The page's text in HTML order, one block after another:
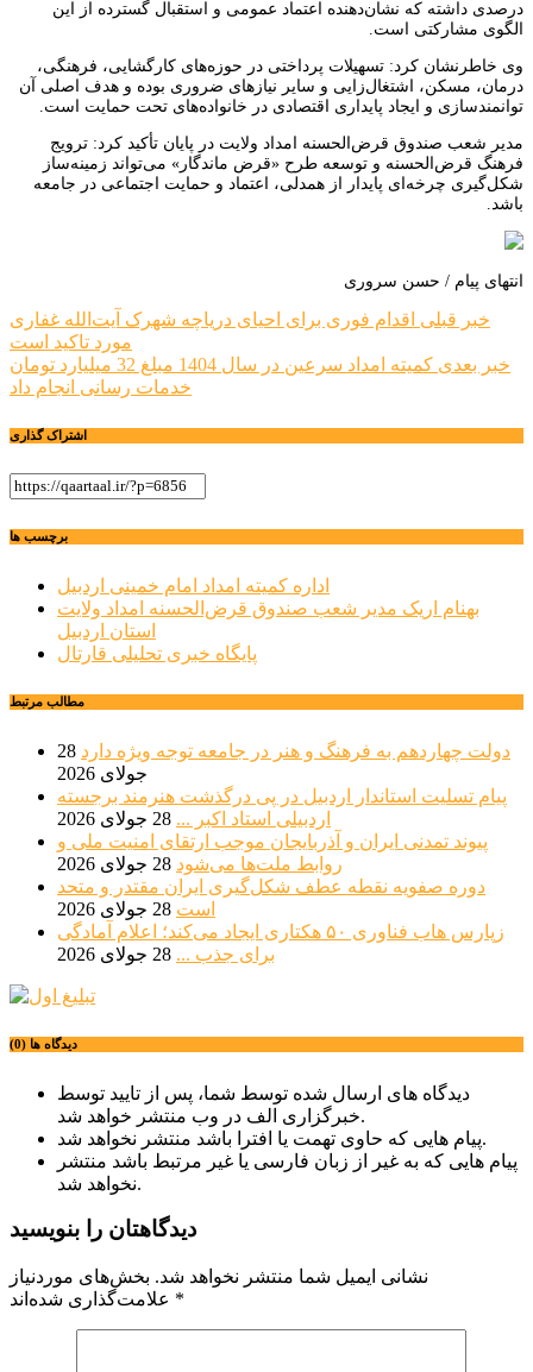
درصدی داشته که نشان‌دهنده اعتماد عمومی و استقبال گسترده از این
الگوی مشارکتی است.
وی خاطرنشان کرد: تسهیلات پرداختی در حوزه‌های کارگشایی، فرهنگی،
درمان، مسکن، اشتغال‌زایی و سایر نیازهای ضروری بوده و هدف اصلی آن
توانمندسازی و ایجاد پایداری اقتصادی در خانواده‌های تحت حمایت است.
مدیر شعب صندوق قرض‌الحسنه امداد ولایت در پایان تأکید کرد: ترویج
فرهنگ قرض‌الحسنه و توسعه طرح «قرض ماندگار» می‌تواند زمینه‌ساز
شکل‌گیری چرخه‌ای پایدار از همدلی، اعتماد و حمایت اجتماعی در جامعه
باشد.
انتهای پیام / حسن سروری
راهبری
نوشته
خبر قبلی اقدام فوری برای احیای دریاچه شهرک آیت‌الله غفاری
مورد تاکید است
خبر بعدی
کمیته امداد سرعین در سال 1404 مبلغ 32 میلیارد تومان
خدمات رسانی انجام داد
اشتراک گذاری
برچسب ها
اداره کمیته امداد امام خمینی اردبیل
بهنام اریک مدیر شعب صندوق قرض‌الحسنه امداد ولایت
استان اردبیل
پایگاه خبری تحلیلی قارتال
مطالب مرتبط
دولت چهاردهم به فرهنگ و هنر در جامعه توجه ویژه دارد 28
جولای 2026
پیام تسلیت استاندار اردبیل در پی درگذشت هنرمند برجسته
اردبیلی استاد اکبر ... 28 جولای 2026
پیوند تمدنی ایران و آذربایجان موجب ارتقای امنیت ملی و
روابط ملت‌ها می‌شود 28 جولای 2026
دوره صفویه نقطه عطف شکل‌گیری ایران مقتدر و متحد
است 28 جولای 2026
زپارس هاب فناوری ۵۰ هکتاری ایجاد می‌کند؛ اعلام آمادگی
برای جذب ... 28 جولای 2026
دیدگاه ها (0)
دیدگاه های ارسال شده توسط شما، پس از تایید توسط
خبرگزاری الف در وب منتشر خواهد شد.
پیام هایی که حاوی تهمت یا افترا باشد منتشر نخواهد شد.
پیام هایی که به غیر از زبان فارسی یا غیر مرتبط باشد منتشر
نخواهد شد.
دیدگاهتان را بنویسید
نشانی ایمیل شما منتشر نخواهد شد. بخش‌های موردنیاز
*